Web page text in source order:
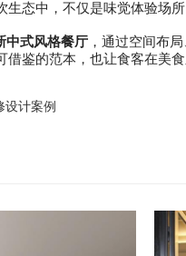
态中，不仅是味觉体验场
中式风格餐厅 ，通过空间布
借鉴的范本，也让食客在美
设计案例